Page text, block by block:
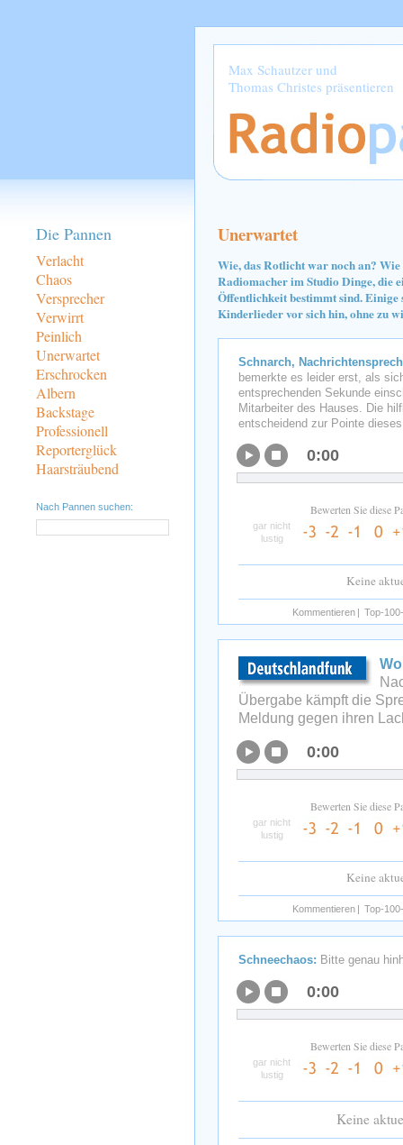
Die Pannen
Verlacht
Chaos
Versprecher
Verwirrt
Peinlich
Unerwartet
Erschrocken
Albern
Backstage
Professionell
Reporterglück
Haarsträubend
Nach Pannen suchen:
Max Schautzer und
Thomas Christes präsentieren
Unerwartet
Wie, das Rotlicht war noch an?
Radiomacher im Studio Dinge, die
Öffentlichkeit bestimmt sind. Einige
Kinderlieder vor sich hin, ohne zu
Schnarch,
bemerkte es leider erst, als
entsprechenden Sekunde
Mitarbeiter des Hauses. Die
entscheidend zur Pointe
0:00
Bewerten Sie diese
gar nicht
lustig
Keine
Kommentieren | Top-
Übergabe kämpft die
Meldung gegen ihren
0:00
Bewerten Sie diese
gar nicht
lustig
Keine
Kommentieren | Top-
Schneechaos: Bitte genau
0:00
Bewerten Sie diese
gar nicht
lustig
Keine